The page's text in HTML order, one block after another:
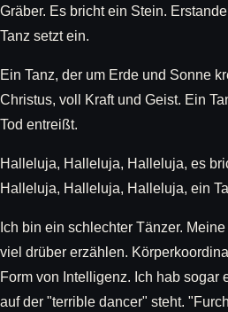
Gräber. Es bricht ein Stein.
Tanz setzt ein.
Ein Tanz, der um Erde und Sonne
Christus, voll Kraft und Geist. Ein
Tod entreißt.
Halleluja, Halleluja, Halleluja, es
Halleluja, Halleluja, Halleluja, ein
Ich bin ein schlechter Tänzer.
viel drüber erzählen.
Form von Intelligenz. Ich hab sogar
auf der "terrible dancer" steht.